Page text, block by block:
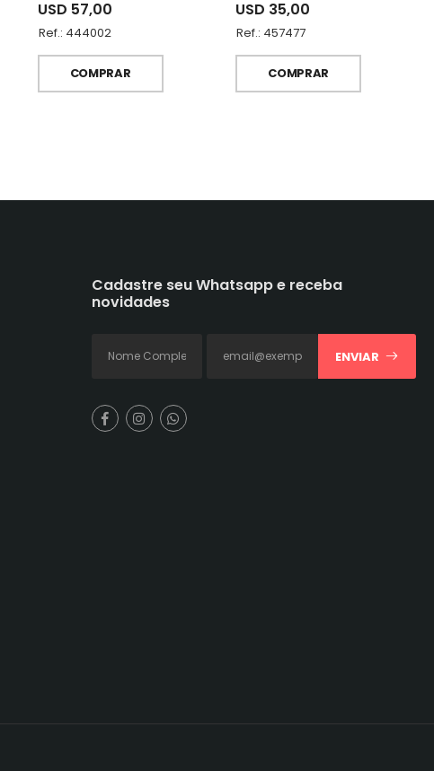
USD 57,00
Ref.: 444002
COMPRAR
USD 35,00
Ref.: 457477
COMPRAR
Cadastre seu Whatsapp e receba
novidades
ENVIAR